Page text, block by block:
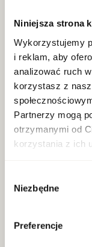
Niniejsza strona
Wykorzystujemy
i reklam, aby
analizować ruch
korzystasz z
Partnerzy mogą
otrzymanymi od
korzystania z ich
zgody
Niezbędne
Preferencje
WIĘCEJ
Calvin Klein